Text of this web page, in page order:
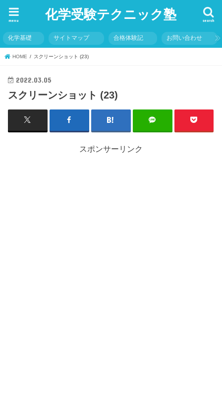
化学受験テクニック塾 search
menu
化学基礎 サイトマップ 合格体験記 お問い合わせ
HOME スクリーンショット (23)
2022.03.05
スクリーンショット (23)
スポンサーリンク